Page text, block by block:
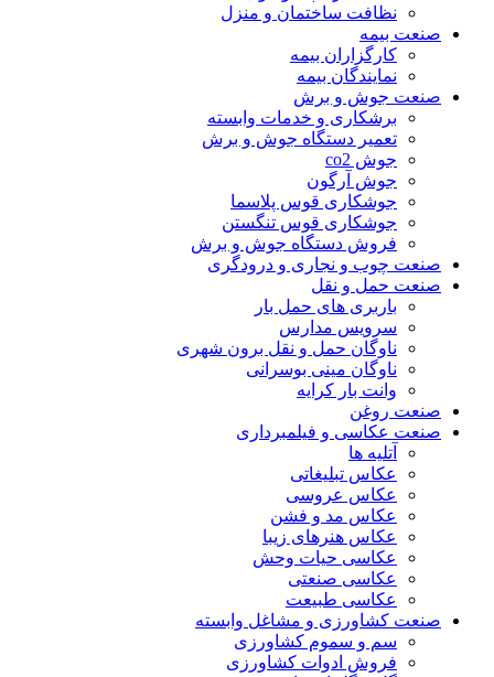
نظافت ساختمان و منزل
صنعت بیمه
کارگزاران بیمه
نمایندگان بیمه
صنعت جوش و برش
برشکاری و خدمات وابسته
تعمیر دستگاه جوش و برش
جوش co2
جوش آرگون
جوشکاری قوس پلاسما
جوشکاری قوس تنگستن
فروش دستگاه جوش و برش
صنعت چوب و نجاری و درودگری
صنعت حمل و نقل
باربری های حمل بار
سرویس مدارس
ناوگان حمل و نقل برون شهری
ناوگان مینی بوسرانی
وانت بار کرایه
صنعت روغن
صنعت عکاسی و فیلمبرداری
آتلیه ها
عکاس تبلیغاتی
عکاس عروسی
عکاس مد و فشن
عکاس هنرهای زیبا
عکاسی حیات وحش
عکاسی صنعتی
عکاسی طبیعت
صنعت کشاورزی و مشاغل وابسته
سم و سموم کشاورزی
فروش ادوات کشاورزی